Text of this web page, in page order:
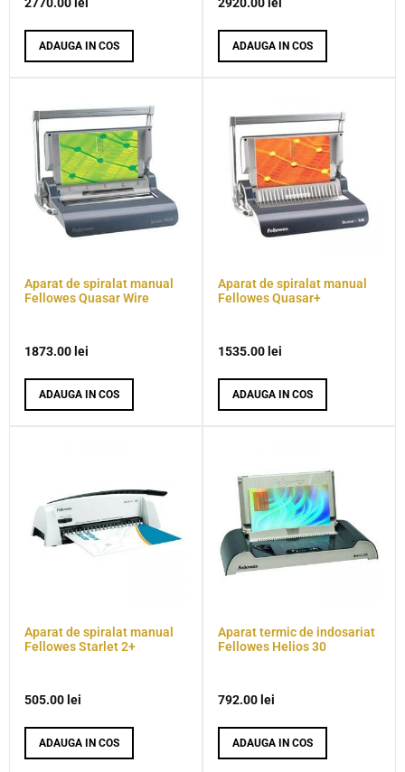
ADAUGA IN COS ADAUGA IN COS
Aparat de spiralat manual
Fellowes Quasar Wire
1873.00 lei
ADAUGA IN COS
Aparat de spiralat manual
Fellowes Quasar+
1535.00 lei
ADAUGA IN COS
Aparat de spiralat manual
Fellowes Starlet 2+
505.00 lei
ADAUGA IN COS
Aparat termic de indosariat
Fellowes Helios 30
792.00 lei
ADAUGA IN COS